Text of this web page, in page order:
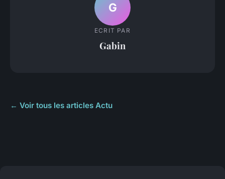
G
ECRIT PAR
Gabin
← Voir tous les articles Actu